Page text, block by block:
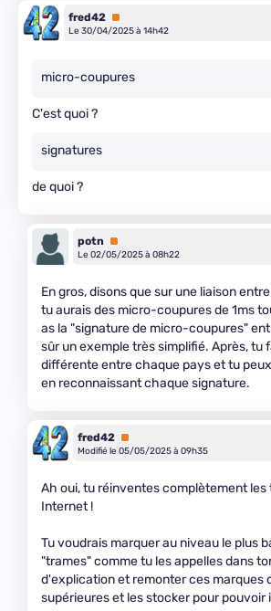
fred42 Premium
Le 30/04/2025 à 14h42
micro-coupures
C'est quoi ?
signatures
de quoi ?
potn
Premium
Le 02/05/2025 à 08h22
En gros, disons que sur une liaison
tu aurais des micro-coupures de 1ms
as la "signature de micro-coupures"
sûr un exemple très simplifié. Après, tu
différente entre chaque pays et tu
en reconnaissant chaque signature.
fred42 Premium
Modifié le 05/05/2025 à 09h35
Ah oui, tu réinventes complètement les
Internet !
Tu voudrais marquer au niveau le plus
"trames" comme tu les appelles dans
d'explication et remonter ces marques
supérieures et les stocker pour pouvoir